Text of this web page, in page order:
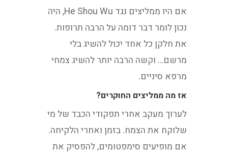
אם היו ממליצים נגד He Shou Wu, היה
נכון לומר דבר דומה על הרבה תרופות.
את חלקן כל אחד יכול להשיג בלי
מרשם… וקשה הרבה יותר להשיג צמחי
מרפא סיניים.
אז מה ממליצים החוקרים?
לערוך מעקב אחרי תפקודי הכבד של מי
שלוקח את הצמח. בזמן ואחרי הלקיחה.
אם מופיעים סימפטומים, להפסיק את